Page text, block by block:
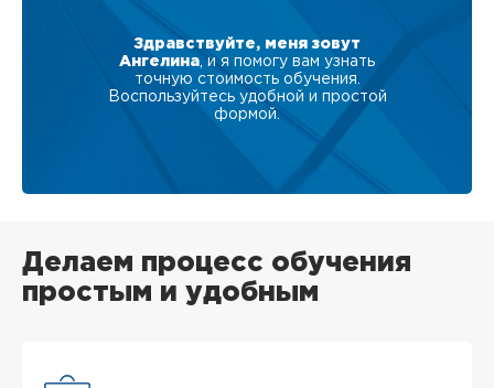
Здравствуйте, меня зовут
Ангелина , и я помогу вам узнать
точную стоимость обучения.
Воспользуйтесь удобной и простой
формой.
Делаем процесс обучения
простым и удобным